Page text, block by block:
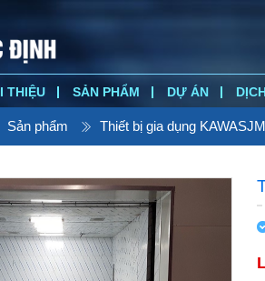
THIỆU SẢN PHẨM DỰ ÁN
Sản phẩm Thiết bị gia dụng